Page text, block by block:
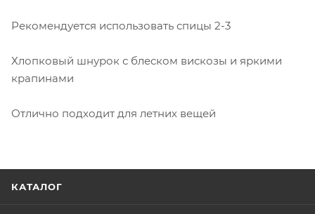
Рекомендуется использовать спицы 2-3
Хлопковый шнурок с блеском вискозы и яркими
крапинами
Отлично подходит для летних вещей
КАТАЛОГ